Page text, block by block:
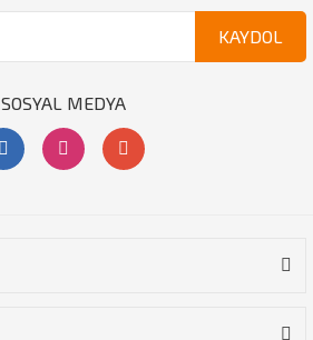
KAYDOL
SOSYAL MEDYA